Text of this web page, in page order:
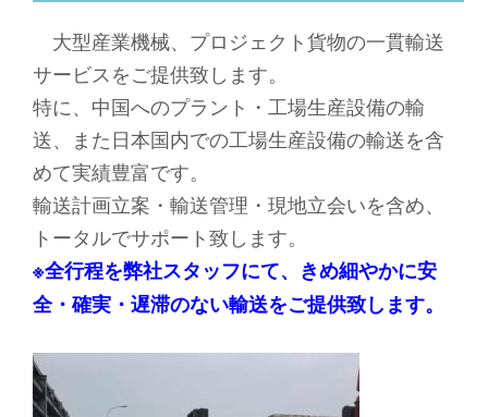
大型産業機械、プロジェクト貨物の一貫輸送
サービスをご提供致します。
特に、中国へのプラント・工場生産設備の輸
送、また日本国内での工場生産設備の輸送を含
めて実績豊富です。
輸送計画立案・輸送管理・現地立会いを含め、
トータルでサポート致します。
※全行程を弊社スタッフにて、きめ細やかに安
全・確実・遅滞のない輸送をご提供致します。